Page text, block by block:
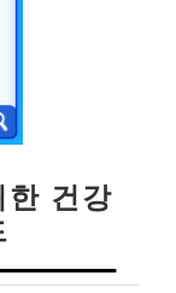
한 건강